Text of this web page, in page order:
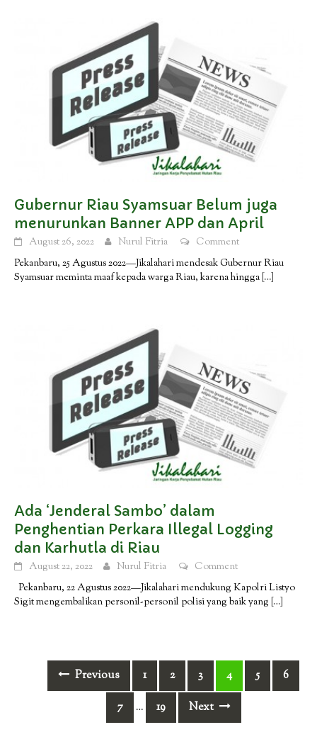
Gubernur Riau Syamsuar Belum juga
menurunkan Banner APP dan April
August 26, 2022 Nurul Fitria
Comment
Pekanbaru, 25 Agustus 2022—Jikalahari mendesak Gubernur Riau
Syamsuar meminta maaf kepada warga Riau, karena hingga […]
Ada ‘Jenderal Sambo’ dalam
Penghentian Perkara Illegal Logging
dan Karhutla di Riau
August 22, 2022 Nurul Fitria
Comment
Pekanbaru, 22 Agustus 2022—Jikalahari mendukung Kapolri Listyo
Sigit mengembalikan personil-personil polisi yang baik yang […]
Posts
navigation
Previous 1 2 3 4 5
6
7
… 19 Next